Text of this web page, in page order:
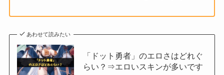
あわせて読みたい
「ドット勇者」のエロさはどれぐ
らい？⇒エロいスキンが多いです